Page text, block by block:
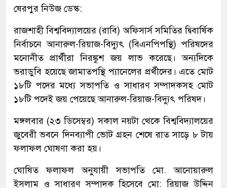
ষেরপুর নিউজ ডেস্ক:
রাজশাহী বিশ্ববিদ্যালয়ের (রাবি) অফিসার্স সমিতির দ্বিবার্ষিক
নির্বাচনে আনারুল-রিয়াজ-বিদ্যুৎ (বিএনপিপন্থি) পরিষদের
মনোনীত প্রার্থীরা নিরঙ্কুশ জয় লাভ করেছে। অন্যদিকে
ভরাডুবি হয়েছে জামাতপন্থি প্যানেলের প্রর্থীদের। এতে মোট
১৮টি পদের মধ্যে সভাপতি ও সাধারণ সম্পাদকসহ মোট
১৮টি পদেই জয় পেয়েছে আনারুল-রিয়াজ-বিদ্যুৎ পরিষদ।
মঙ্গলবার (২৩ ডিসেম্বর) সকাল নয়টা থেকে বিশ্ববিদ্যালয়ের
জুবেরী ভবনে দিনব্যাপী ভোট গ্রহন শেষে রাত সাড়ে ৮ টায়
ফলাফল ঘোষণা করা হয়।
ঘোষিত ফলাফল অনুযায়ী সভাপতি মো. আনোয়ারুল
ইসলাম ও সাধারণ সম্পাদক হিসেবে মো: রিয়াজ উদ্দিন